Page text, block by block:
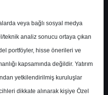
Halk Yatırım
Fiyat
veya bağlı sosyal medya
teknik analiz sonucu ortaya çıkan
portföyler, hisse önerileri ve
kapsamında değildir. Yatırım
yetkilendirilmiş kuruluşlar
dikkate alınarak kişiye Özel